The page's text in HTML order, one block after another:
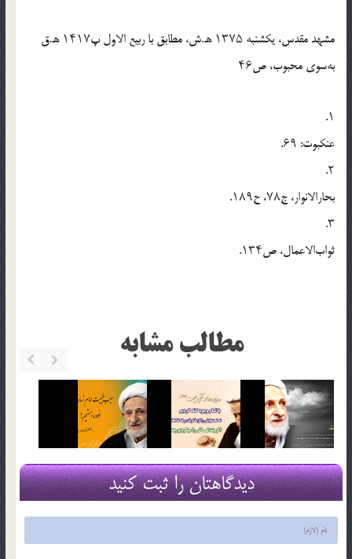
مشهد مقدس، یکشنبه ۱۳۷۵ ﻫ..ش، مطابق با ربیع الاول پ۱۴۱۷ ﻫ..ق
به‌سوی محبوب، ص۴۶
۱.
عنکبوت: ۶۹.
۲.
بحارالانوار، ج۷۸، ح۱۸۹.
۳.
ثواب‌الاعمال، ص۱۳۴.
مطالب مشابه
دیدگاهتان را ثبت کنید